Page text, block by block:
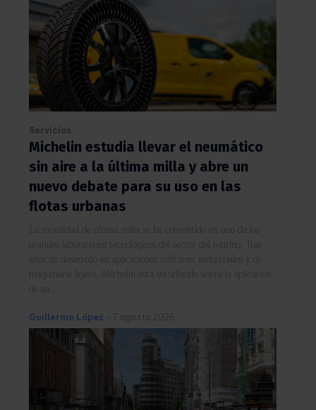
Servicios
Michelin estudia llevar el neumático
sin aire a la última milla y abre un
nuevo debate para su uso en las
flotas urbanas
La movilidad de última milla se ha convertido en uno de los
grandes laboratorios tecnológicos del sector del renting. Tras
años de desarrollo en aplicaciones militares, industriales y de
maquinaria ligera, Michelin está estudiando ahora la aplicación
de su...
Guillermo López - 7 agosto 2026